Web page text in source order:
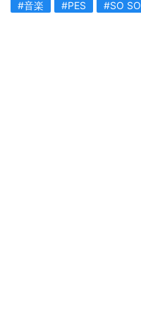
#音楽 #PES #SO SO